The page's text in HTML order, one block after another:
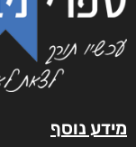
מידע נוסף